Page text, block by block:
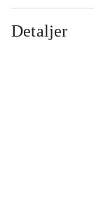
Detaljer